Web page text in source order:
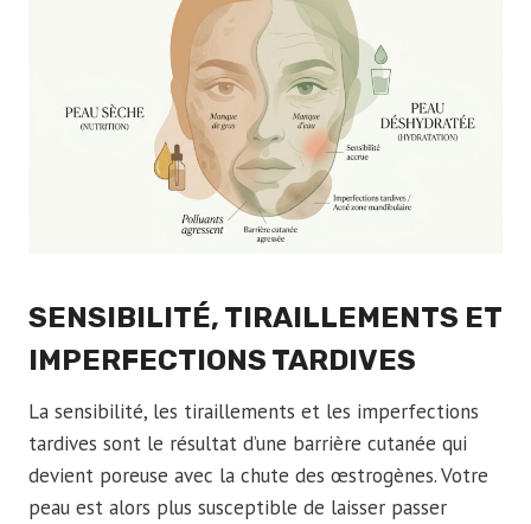
SENSIBILITÉ, TIRAILLEMENTS ET
IMPERFECTIONS TARDIVES
La sensibilité, les tiraillements et les imperfections
tardives sont le résultat d’une barrière cutanée qui
devient poreuse avec la chute des œstrogènes. Votre
peau est alors plus susceptible de laisser passer